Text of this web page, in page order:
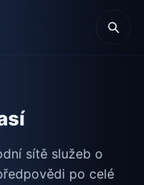
sítě služeb o
po celé